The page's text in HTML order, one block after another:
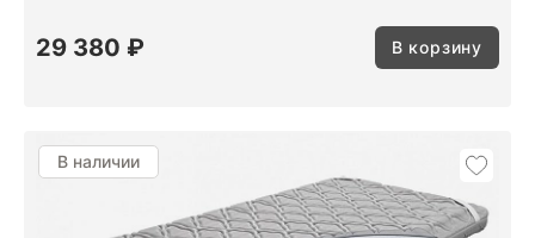
29 380 ₽ В корзину
В наличии